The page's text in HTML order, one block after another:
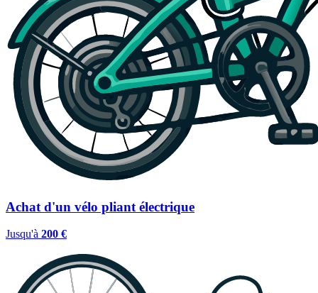
Achat d'un vélo pliant électrique
Jusqu'à 200 €